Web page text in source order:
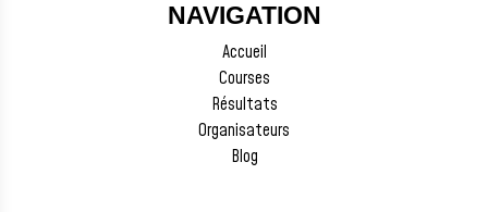
NAVIGATION
Accueil
Courses
Résultats
Organisateurs
Blog